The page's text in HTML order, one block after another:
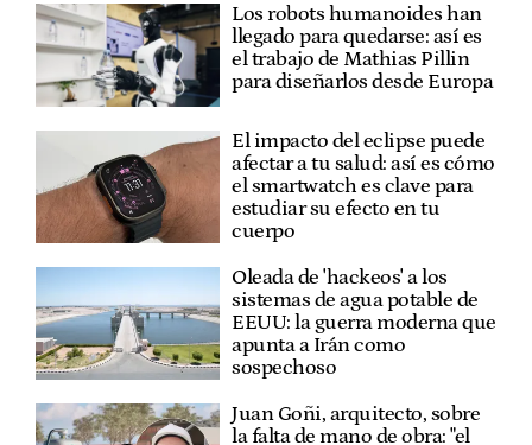
Los robots humanoides han
llegado para quedarse: así es
el trabajo de Mathias Pillin
para diseñarlos desde Europa
El impacto del eclipse puede
afectar a tu salud: así es cómo
el smartwatch es clave para
estudiar su efecto en tu
cuerpo
Oleada de 'hackeos' a los
sistemas de agua potable de
EEUU: la guerra moderna que
apunta a Irán como
sospechoso
Juan Goñi, arquitecto, sobre
la falta de mano de obra: "el